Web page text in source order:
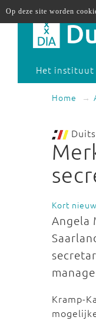
Het instituut
Home
Kort
Angela
Kramp-
Op deze site worden